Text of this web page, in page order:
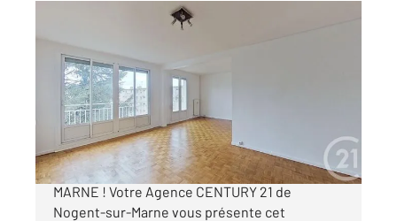
NOGENT SUR MARNE 94
85,40 m
Ref : 1506
Appartement F5 à vendre
499 000 €
APPARTEMENT A VENDRE - NOGENT-SUR-
MARNE ! Votre Agence CENTURY 21 de
Nogent-sur-Marne vous présente cet